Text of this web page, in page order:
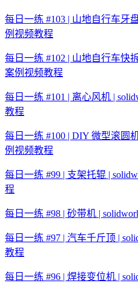
每日一练 #103 | 山地自行车牙
例视频教程
每日一练 #102 | 山地自行车快
案例视频教程
每日一练 #101 | 离心风机 |
教程
每日一练 #100 | DIY 微型滚圆
例视频教程
每日一练 #99 | 支架托辊 |
程
每日一练 #98 | 砂带机 |
每日一练 #97 | 汽车千斤顶 |
教程
每日一练 #96 | 焊接变位机 |